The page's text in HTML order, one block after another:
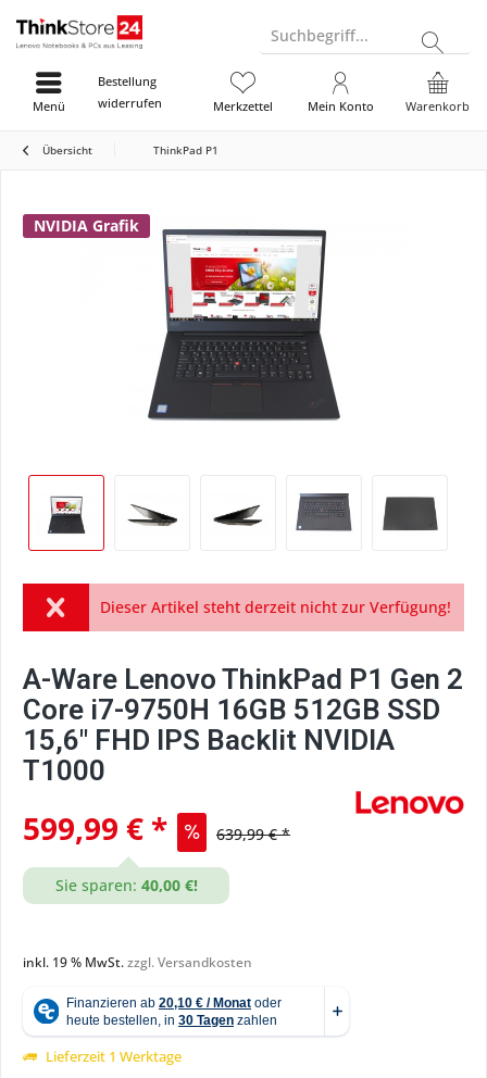
Suchbegriff...
Bestellung
widerrufen
Warenkorb
Merkzettel Mein Konto
Menü
Übersicht ThinkPad P1
NVIDIA Grafik
Dieser Artikel steht derzeit nicht zur Verfügung!
A-Ware Lenovo ThinkPad P1 Gen 2
Core i7-9750H 16GB 512GB SSD
15,6" FHD IPS Backlit NVIDIA
T1000
599,99 € * 639,99 € *
Sie sparen: 40,00 €!
inkl. 19 % MwSt.zzgl. Versandkosten
Lieferzeit 1 Werktage